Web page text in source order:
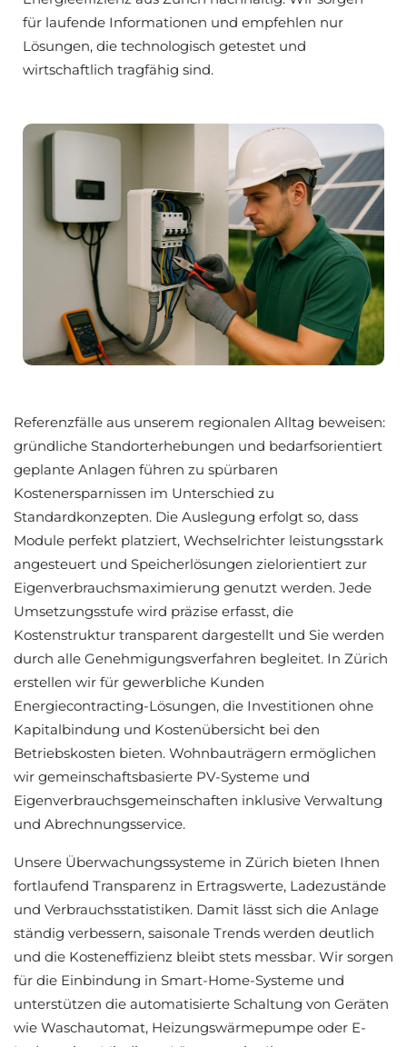
für laufende Informationen und empfehlen nur
Lösungen, die technologisch getestet und
wirtschaftlich tragfähig sind.
Referenzfälle aus unserem regionalen Alltag beweisen:
gründliche Standorterhebungen und bedarfsorientiert
geplante Anlagen führen zu spürbaren
Kostenersparnissen im Unterschied zu
Standardkonzepten. Die Auslegung erfolgt so, dass
Module perfekt platziert, Wechselrichter leistungsstark
angesteuert und Speicherlösungen zielorientiert zur
Eigenverbrauchsmaximierung genutzt werden. Jede
Umsetzungsstufe wird präzise erfasst, die
Kostenstruktur transparent dargestellt und Sie werden
durch alle Genehmigungsverfahren begleitet. In Zürich
erstellen wir für gewerbliche Kunden
Energiecontracting-Lösungen, die Investitionen ohne
Kapitalbindung und Kostenübersicht bei den
Betriebskosten bieten. Wohnbauträgern ermöglichen
wir gemeinschaftsbasierte PV-Systeme und
Eigenverbrauchsgemeinschaften inklusive Verwaltung
und Abrechnungsservice.
Unsere Überwachungssysteme in Zürich bieten Ihnen
fortlaufend Transparenz in Ertragswerte, Ladezustände
und Verbrauchsstatistiken. Damit lässt sich die Anlage
ständig verbessern, saisonale Trends werden deutlich
und die Kosteneffizienz bleibt stets messbar. Wir sorgen
für die Einbindung in Smart-Home-Systeme und
unterstützen die automatisierte Schaltung von Geräten
wie Waschautomat, Heizungswärmepumpe oder E-